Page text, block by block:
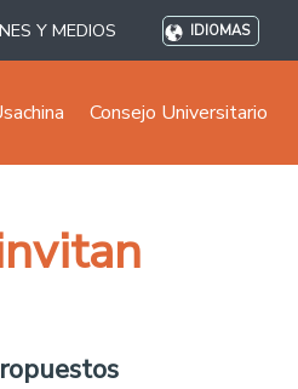
Y MEDIOS IDIOMAS
Consejo Universitario